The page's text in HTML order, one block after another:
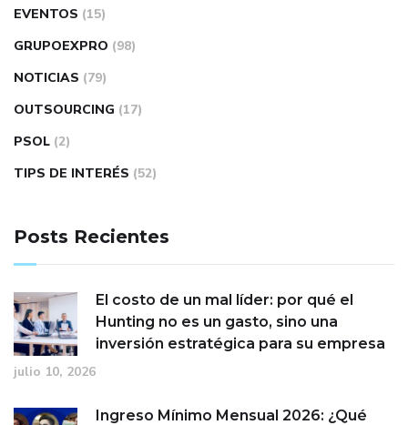
EVENTOS (15)
GRUPOEXPRO (98)
NOTICIAS (79)
OUTSOURCING (17)
PSOL (2)
TIPS DE INTERÉS (52)
Posts Recientes
El costo de un mal líder: por qué el
Hunting no es un gasto, sino una
inversión estratégica para su empresa
julio 10, 2026
Ingreso Mínimo Mensual 2026: ¿Qué